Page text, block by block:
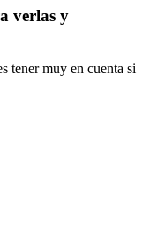
verlas y
tener muy en cuenta si